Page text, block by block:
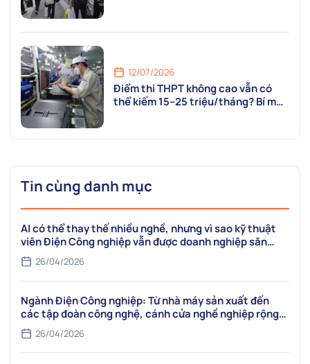
12/07/2026
Điểm thi THPT không cao vẫn có
thể kiếm 15–25 triệu/tháng? Bí mật
Tin cùng danh mục
AI có thể thay thế nhiều nghề, nhưng vì sao kỹ thuật
viên Điện Công nghiệp vẫn được doanh nghiệp săn
đón?26/04/2026
Ngành Điện Công nghiệp: Từ nhà máy sản xuất đến
các tập đoàn công nghệ, cánh cửa nghề nghiệp rộng
mở26/04/2026